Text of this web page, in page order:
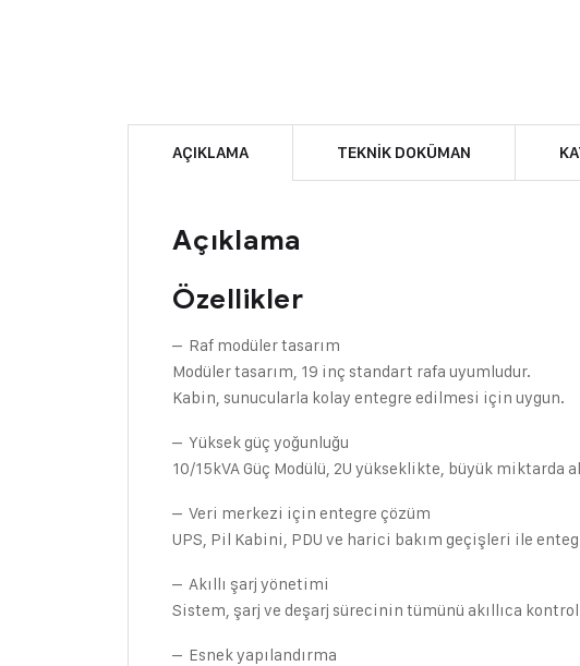
AÇIKLAMA TEKNIK DOKÜMAN
Açıklama
Özellikler
– Raf modüler tasarım
Modüler tasarım, 19 inç standart rafa uyumludur.
Kabin, sunucularla kolay entegre edilmesi için uygun.
– Yüksek güç yoğunluğu
10/15kVA Güç Modülü, 2U yükseklikte, büyük
– Veri merkezi için entegre çözüm
UPS, Pil Kabini, PDU ve harici bakım geçişleri ile
– Akıllı şarj yönetimi
Sistem, şarj ve deşarj sürecinin tümünü akıllıca
– Esnek yapılandırma